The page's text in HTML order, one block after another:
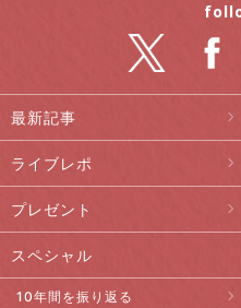
最新記事
ライブレポ
プレゼント
スペシャル
10年間を振り返る